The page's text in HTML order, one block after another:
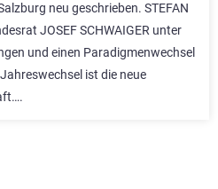
neu geschrieben. STEFAN
JOSEF SCHWAIGER unter
und einen Paradigmenwechsel
ist die neue